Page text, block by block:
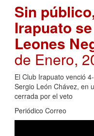
Sin
Irapuato
Leones
de Enero,
El Club Irapuato venció
Sergio León Chávez, en
cerrada por el veto
Periódico Correo